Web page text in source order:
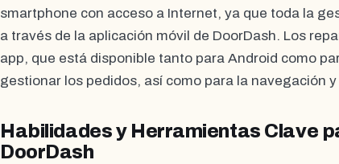
smartphone con acceso a Internet, ya que toda la
a través de la aplicación móvil de DoorDash. Los
app, que está disponible tanto para Android como
gestionar los pedidos, así como para la navegación
Habilidades y Herramientas Clave
DoorDash